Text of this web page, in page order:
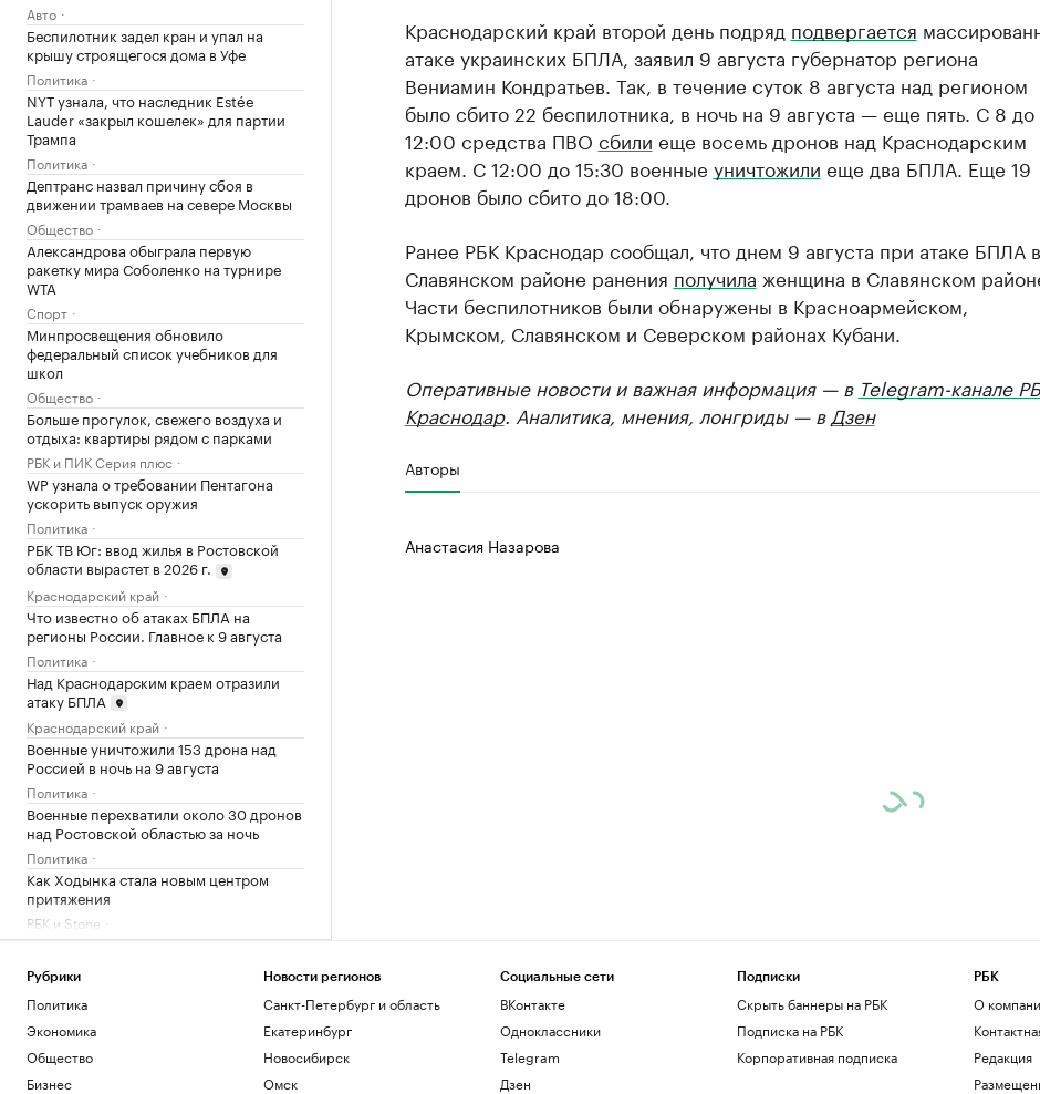
Авто
Беспилотник задел кран и упал на
крышу строящегося дома в Уфе
Политика
NYT узнала, что наследник Estée
Lauder «закрыл кошелек» для партии
Трампа
Политика
Дептранс назвал причину сбоя в
движении трамваев на севере Москвы
Общество
Александрова обыграла первую
ракетку мира Соболенко на турнире
WTA
Спорт
Минпросвещения обновило
федеральный список учебников для
школ
Общество
Больше прогулок, свежего воздуха и
отдыха: квартиры рядом с парками
РБК и ПИК Серия плюс
WP узнала о требовании Пентагона
ускорить выпуск оружия
Политика
РБК ТВ Юг: ввод жилья в Ростовской
области вырастет в 2026 г.
Краснодарский край
Что известно об атаках БПЛА на
регионы России. Главное к 9 августа
Политика
Над Краснодарским краем отразили
атаку БПЛА
Краснодарский край
Военные уничтожили 153 дрона над
Россией в ночь на 9 августа
Политика
Военные перехватили около 30 дронов
над Ростовской областью за ночь
Политика
Как Ходынка стала новым центром
притяжения
РБК и Stone
Краснодарский край второй день подряд подвергается
атаке украинских БПЛА, заявил 9 августа губернатор региона
Вениамин Кондратьев. Так, в течение суток 8 августа над регионом
было сбито 22 беспилотника, в ночь на 9 августа — еще пять. С 8 до
12:00 средства ПВО сбили еще восемь дронов над Краснодарским
краем. С 12:00 до 15:30 военные уничтожили еще два БПЛА. Еще 19
дронов было сбито до 18:00.
Ранее РБК Краснодар сообщал, что днем 9 августа при атаке БПЛА в
Славянском районе ранения получила женщина в Славянском
Части беспилотников были обнаружены в Красноармейском,
Крымском, Славянском и Северском районах Кубани.
Оперативные новости и важная информация — в Telegram-канале
Краснодар. Аналитика, мнения, лонгриды — в Дзен
Авторы
Анастасия Назарова
Рубрики
Политика
Экономика
Общество
Бизнес
Новости регионов
Санкт-Петербург и область
Екатеринбург
Новосибирск
Омск
Социальные сети
ВКонтакте
Одноклассники
Telegram
Дзен
Подписки
Скрыть баннеры на РБК
Подписка на РБК
Корпоративная подписка
РБК
О
Редакция